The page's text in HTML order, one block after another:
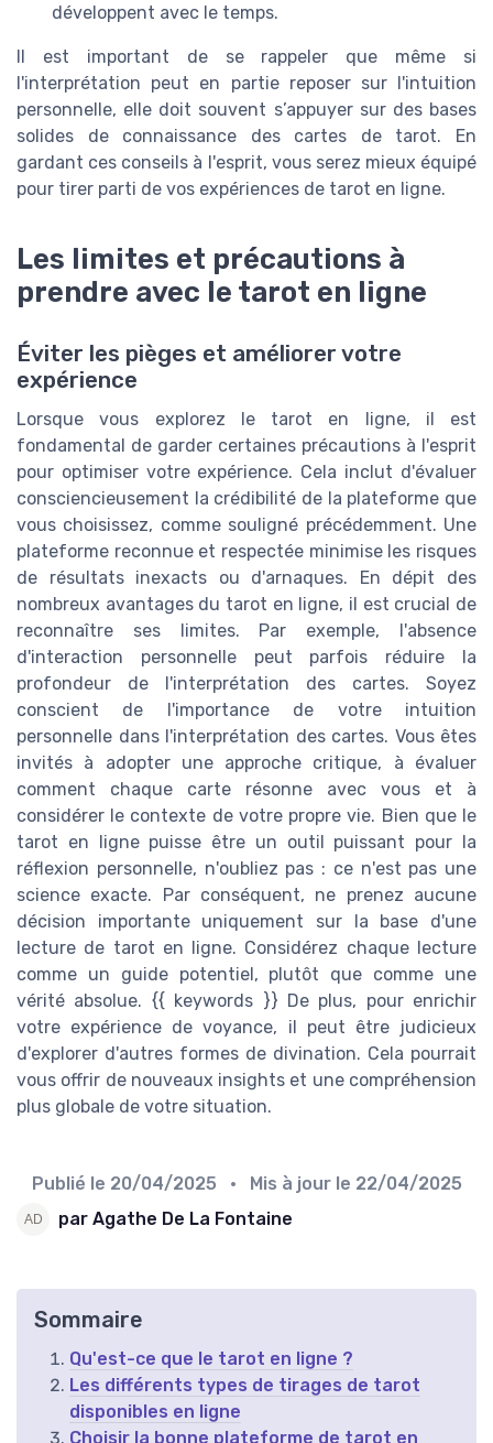
développent avec le temps.
Il est important de se rappeler que même si
l'interprétation peut en partie reposer sur l'intuition
personnelle, elle doit souvent s’appuyer sur des bases
solides de connaissance des cartes de tarot. En
gardant ces conseils à l'esprit, vous serez mieux équipé
pour tirer parti de vos expériences de tarot en ligne.
Les limites et précautions à
prendre avec le tarot en ligne
Éviter les pièges et améliorer votre
expérience
Lorsque vous explorez le tarot en ligne, il est
fondamental de garder certaines précautions à l'esprit
pour optimiser votre expérience. Cela inclut d'évaluer
consciencieusement la crédibilité de la plateforme que
vous choisissez, comme souligné précédemment. Une
plateforme reconnue et respectée minimise les risques
de résultats inexacts ou d'arnaques. En dépit des
nombreux avantages du tarot en ligne, il est crucial de
reconnaître ses limites. Par exemple, l'absence
d'interaction personnelle peut parfois réduire la
profondeur de l'interprétation des cartes. Soyez
conscient de l'importance de votre intuition
personnelle dans l'interprétation des cartes. Vous êtes
invités à adopter une approche critique, à évaluer
comment chaque carte résonne avec vous et à
considérer le contexte de votre propre vie. Bien que le
tarot en ligne puisse être un outil puissant pour la
réflexion personnelle, n'oubliez pas : ce n'est pas une
science exacte. Par conséquent, ne prenez aucune
décision importante uniquement sur la base d'une
lecture de tarot en ligne. Considérez chaque lecture
comme un guide potentiel, plutôt que comme une
vérité absolue. {{ keywords }} De plus, pour enrichir
votre expérience de voyance, il peut être judicieux
d'explorer d'autres formes de divination. Cela pourrait
vous offrir de nouveaux insights et une compréhension
plus globale de votre situation.
Publié le 20/04/2025 • Mis à jour le 22/04/2025
par Agathe De La Fontaine
Sommaire
Qu'est-ce que le tarot en ligne ?
Les différents types de tirages de tarot
disponibles en ligne
Choisir la bonne plateforme de tarot en